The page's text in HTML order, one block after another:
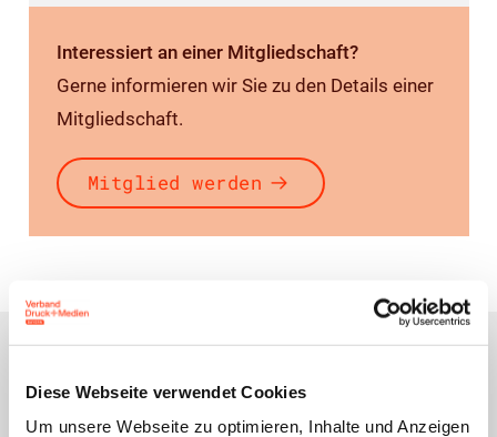
Diese Webseite verwendet Cookies
Um unsere Webseite zu optimieren, Inhalte und Anzeigen
Interessiert an einer Mitgliedschaft?
Gerne informieren wir Sie zu den Details einer
Mitgliedschaft.
Mitglied werden
Ihr Ansprechpartner